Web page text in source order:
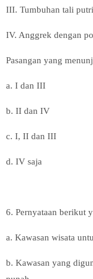
III. Tumbuhan tali
IV. Anggrek dengan
Pasangan yang
a. I dan III
b. II dan IV
c. I, II dan III
d. IV saja
6. Pernyataan berikut
a. Kawasan wisata
b. Kawasan yang